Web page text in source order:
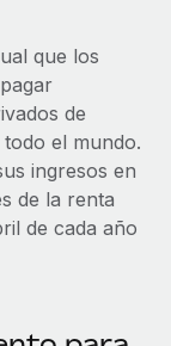
que los
de
el mundo.
ingresos en
de la renta
de cada año